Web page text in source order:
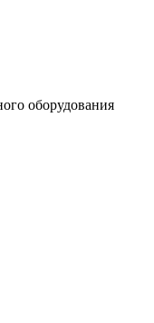
оборудования